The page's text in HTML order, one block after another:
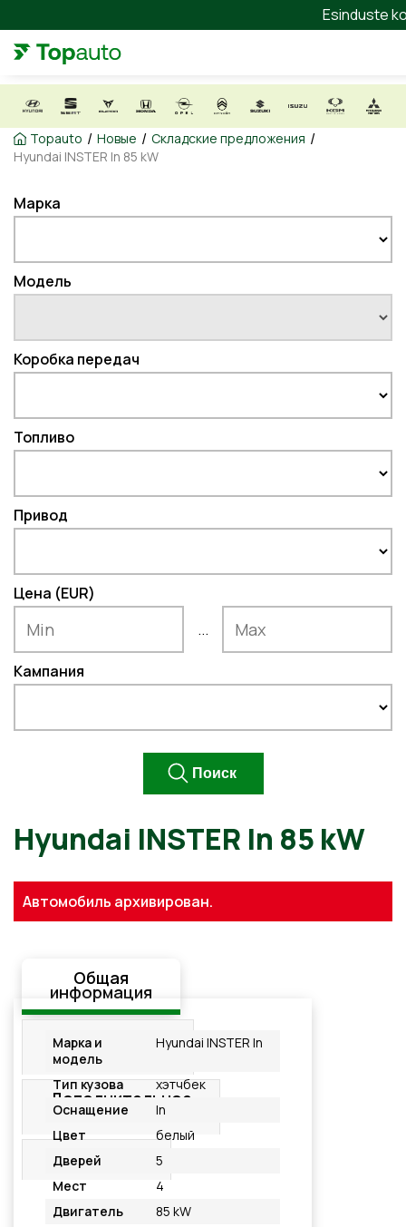
Esinduste
Topauto / Новые / Складские предложения /
Hyundai INSTER In 85 kW
Марка
Модель
Коробка передач
Топливо
Привод
Цена (EUR)
...
Кампания
Hyundai INSTER In 85 kW
Автомобиль архивирован.
Общая
информация
Стандартная
комплектация
Дополнительное
оснащение
Подробнее
Марка и
модель
Hyundai INSTER In
Тип кузова
хэтчбек
Оснащение
In
Цвет
белый
Дверей
5
Мест
4
Двигатель
85 kW